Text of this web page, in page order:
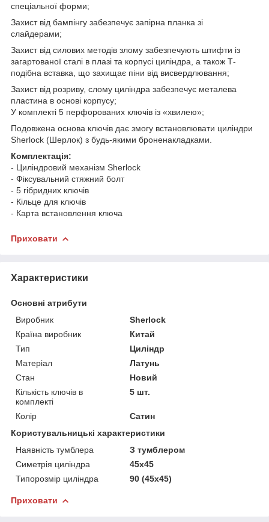
спеціальної форми;
Захист від бампінгу забезпечує запірна планка зі
слайдерами;
Захист від силових методів злому забезпечують штифти із
загартованої сталі в плазі та корпусі циліндра, а також Т-
подібна вставка, що захищає піни від висвердлювання;
Захист від розриву, слому циліндра забезпечує металева
пластина в основі корпусу;
У комплекті 5 перфорованих ключів із «хвилею»;
Подовжена основа ключів дає змогу встановлювати циліндри
Sherlock (Шерлок) з будь-якими броненакладками.
Комплектація:
- Циліндровий механізм Sherlock
- Фіксувальний стяжний болт
- 5 гібридних ключів
- Кільце для ключів
- Карта встановлення ключа
Приховати
Характеристики
Основні атрибути
Виробник
Sherlock
Країна виробник
Китай
Тип
Циліндр
Матеріал
Латунь
Стан
Новий
Кількість ключів в
комплекті
5 шт.
Колір
Сатин
Користувальницькі характеристики
Наявність тумблера
З тумблером
Симетрія циліндра
45x45
Типорозмір циліндра
90 (45x45)
Приховати